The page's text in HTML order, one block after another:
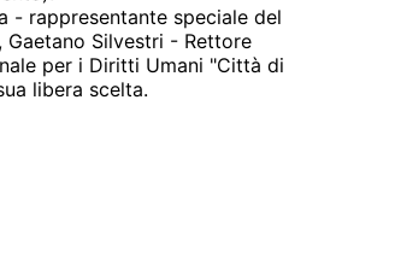
- rappresentante speciale del
Gaetano Silvestri - Rettore
per i Diritti Umani "Città di
libera scelta.